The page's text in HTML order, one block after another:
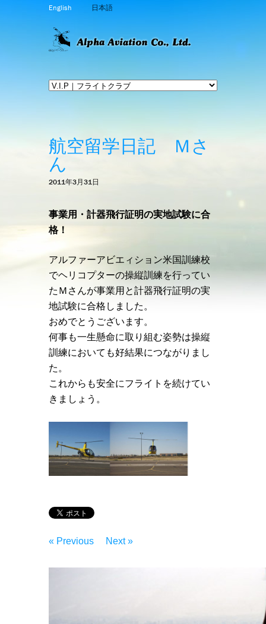
English 日本語
航空留学日記 Ｍさ
ん
2011年3月31日
事業用・計器飛行証明の実地試験に合
格！
アルファーアビエィション米国訓練校
でヘリコプターの操縦訓練を行ってい
たＭさんが事業用と計器飛行証明の実
地試験に合格しました。
おめでとうございます。
何事も一生懸命に取り組む姿勢は操縦
訓練においても好結果につながりまし
た。
これからも安全にフライトを続けてい
きましょう。
« Previous Next »